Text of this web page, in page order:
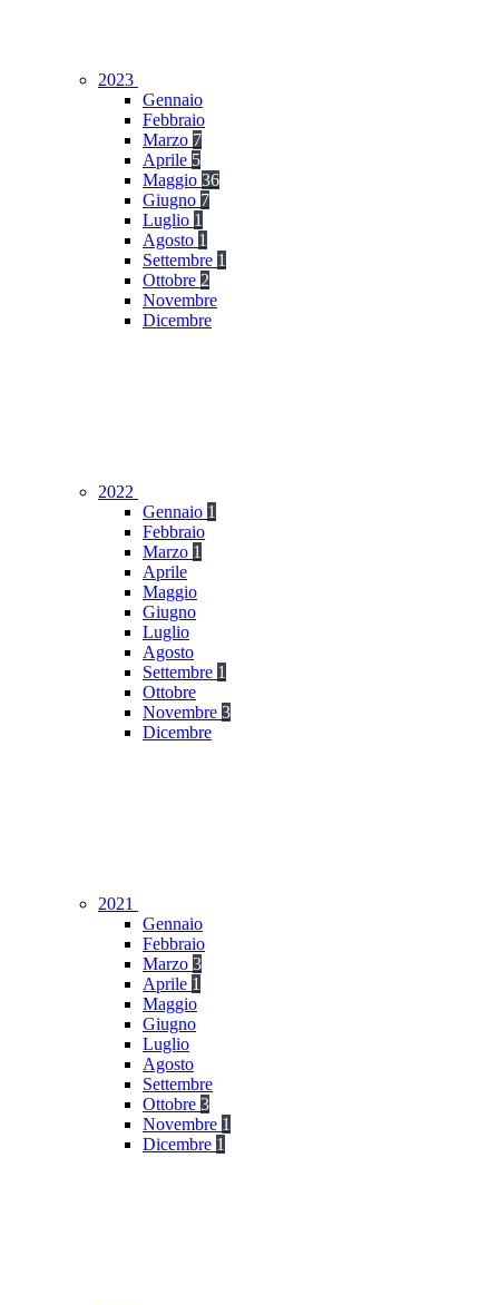
2023
Gennaio
Febbraio
Marzo 7
Aprile 5
Maggio 36
Giugno 7
Luglio 1
Agosto 1
Settembre 1
Ottobre 2
Novembre
Dicembre
2022
Gennaio 1
Febbraio
Marzo 1
Aprile
Maggio
Giugno
Luglio
Agosto
Settembre 1
Ottobre
Novembre 3
Dicembre
2021
Gennaio
Febbraio
Marzo 3
Aprile 1
Maggio
Giugno
Luglio
Agosto
Settembre
Ottobre 3
Novembre 1
Dicembre 1